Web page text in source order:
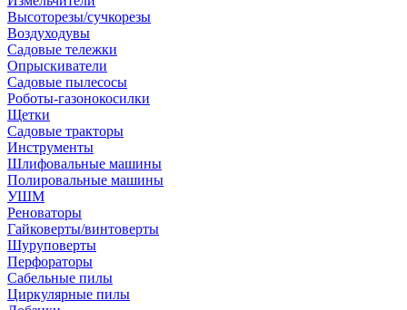
Высоторезы/сучкорезы
Воздуходувы
Садовые тележки
Опрыскиватели
Садовые пылесосы
Роботы-газонокосилки
Щетки
Садовые тракторы
Инструменты
Шлифовальные машины
Полировальные машины
УШМ
Реноваторы
Гайковерты/винтоверты
Шуруповерты
Перфораторы
Сабельные пилы
Циркулярные пилы